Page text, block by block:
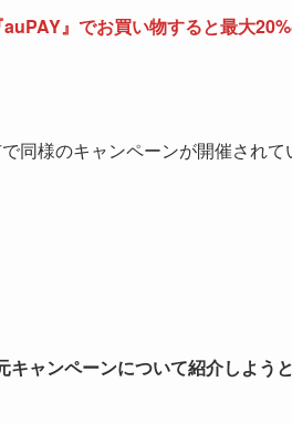
』でお買い物すると最大
同様のキャンペーンが開催され
ャンペーンについて紹介しようと